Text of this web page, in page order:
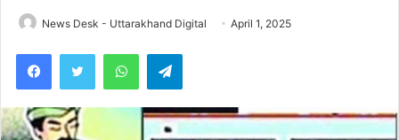
News Desk - Uttarakhand Digital April 1, 2025
WhatsAppTelegram